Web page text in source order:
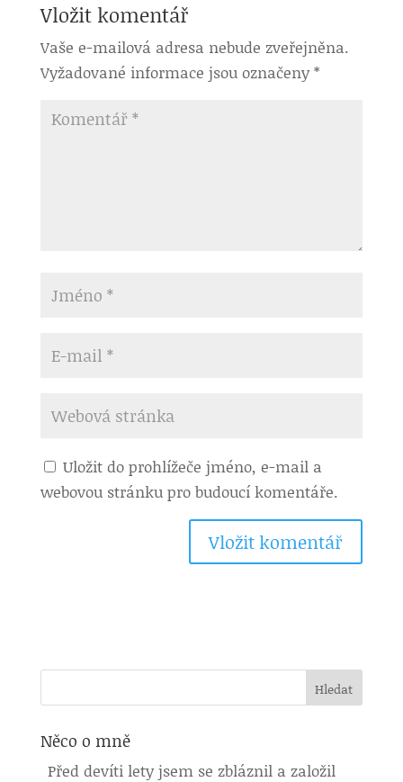
Vložit komentář
Vaše e-mailová adresa nebude zveřejněna.
Vyžadované informace jsou označeny*
Uložit do prohlížeče jméno, e-mail a
webovou stránku pro budoucí komentáře.
Něco o mně
Před devíti lety jsem se zbláznil a založil